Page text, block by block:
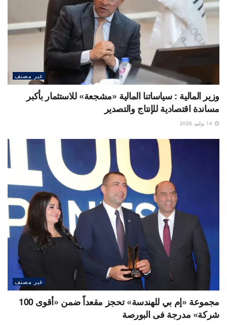
غير مصنف
وزير المالية : سياساتنا المالية «مشجعة» للاستثمار بأكبر
مساندة اقتصادية للإنتاج والتصدير
غير مصنف
مجموعة «إم بي للهندسة» تحجز مقعداً ضمن «أقوى 100
شركة» مدرجة فى البورصة